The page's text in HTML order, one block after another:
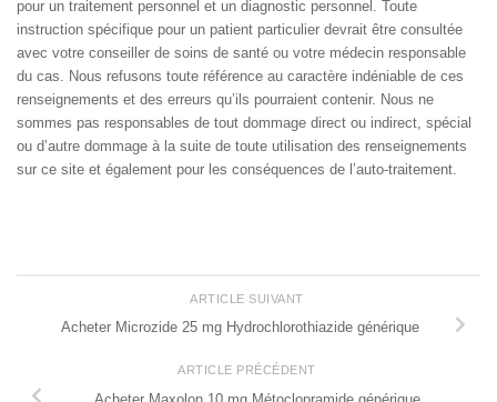
pour un traitement personnel et un diagnostic personnel. Toute
instruction spécifique pour un patient particulier devrait être consultée
avec votre conseiller de soins de santé ou votre médecin responsable
du cas. Nous refusons toute référence au caractère indéniable de ces
renseignements et des erreurs qu’ils pourraient contenir. Nous ne
sommes pas responsables de tout dommage direct ou indirect, spécial
ou d’autre dommage à la suite de toute utilisation des renseignements
sur ce site et également pour les conséquences de l’auto-traitement.
ARTICLE SUIVANT
Acheter Microzide 25 mg Hydrochlorothiazide générique
ARTICLE PRÉCÉDENT